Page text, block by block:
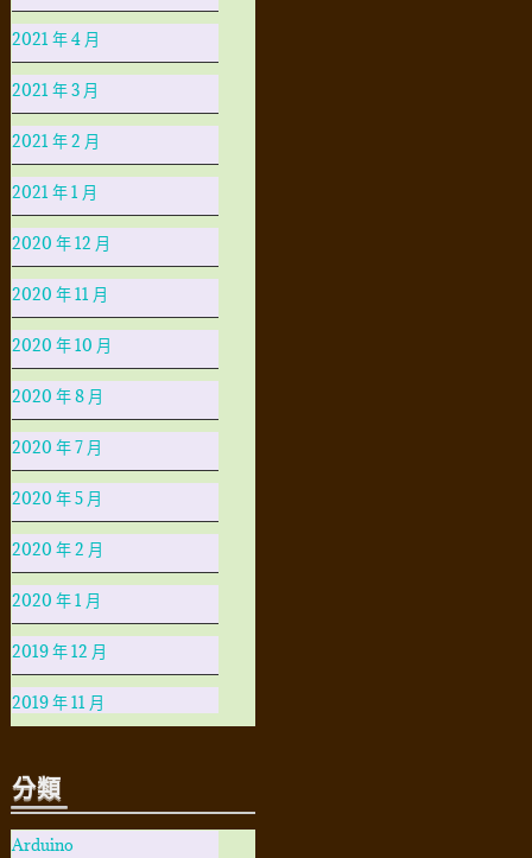
2021 年 4 月
2021 年 3 月
2021 年 2 月
2021 年 1 月
2020 年 12 月
2020 年 11 月
2020 年 10 月
2020 年 8 月
2020 年 7 月
2020 年 5 月
2020 年 2 月
2020 年 1 月
2019 年 12 月
2019 年 11 月
分類
Arduino